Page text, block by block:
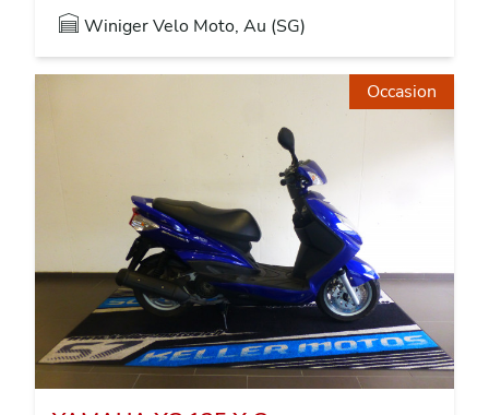
Winiger Velo Moto, Au (SG)
Occasion